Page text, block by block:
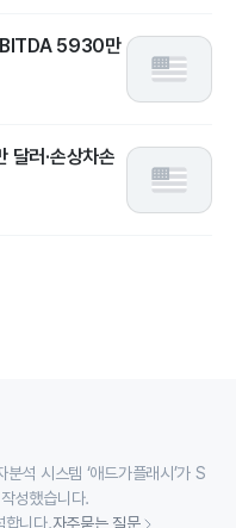
5930만
러·손상차손
석 시스템 ‘애드가플래시’가 S
성했습니다.
합니다.자주묻는 질문